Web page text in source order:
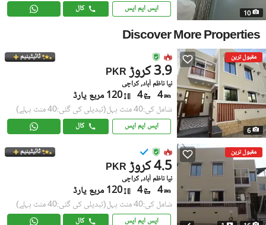
10 ایس ایم ایس کال
Discover More Properties
مقبول ترین
6
ٹائیٹینیم
PKR 3.9 کروڑ
نیا ناظم آباد, کراچی
4
4 120 مربع یارڈ
شامل کی:40 منٹ پہل (تبدیلی کی گئی:40 منٹ پہلے)
ایس ایم ایس کال
مقبول ترین ٹائیٹینیم
PKR 4.5 کروڑ
نیا ناظم آباد, کراچی
4
4 120 مربع یارڈ
شامل کی:40 منٹ پہل (تبدیلی کی گئی:40 منٹ پہلے)
ایس ایم ایس کال